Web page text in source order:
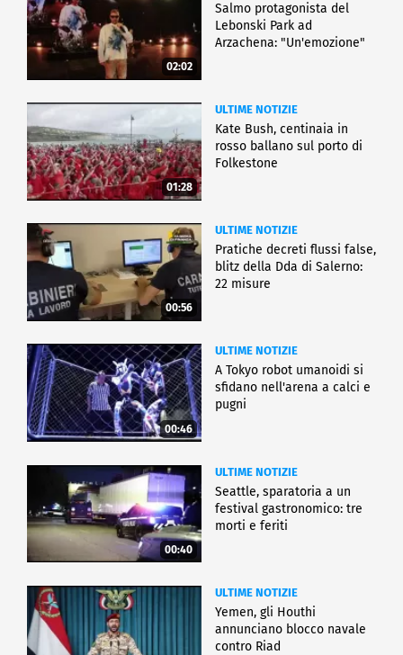
02:02
Salmo protagonista del
Lebonski Park ad
Arzachena: "Un'emozione"
01:28
ULTIME NOTIZIE
Kate Bush, centinaia in
rosso ballano sul porto di
Folkestone
00:56
ULTIME NOTIZIE
Pratiche decreti flussi false,
blitz della Dda di Salerno:
22 misure
00:46
ULTIME NOTIZIE
A Tokyo robot umanoidi si
sfidano nell'arena a calci e
pugni
00:40
ULTIME NOTIZIE
Seattle, sparatoria a un
festival gastronomico: tre
morti e feriti
ULTIME NOTIZIE
Yemen, gli Houthi
annunciano blocco navale
contro Riad